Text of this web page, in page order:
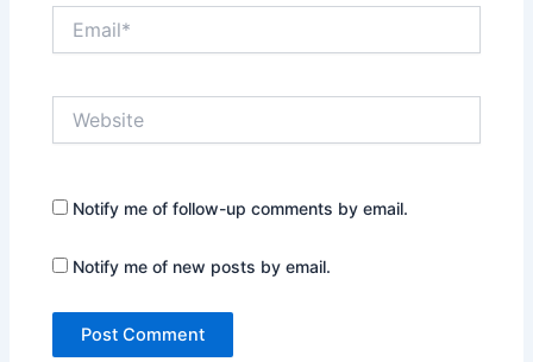
Notify me of follow-up comments by email.
Notify me of new posts by email.